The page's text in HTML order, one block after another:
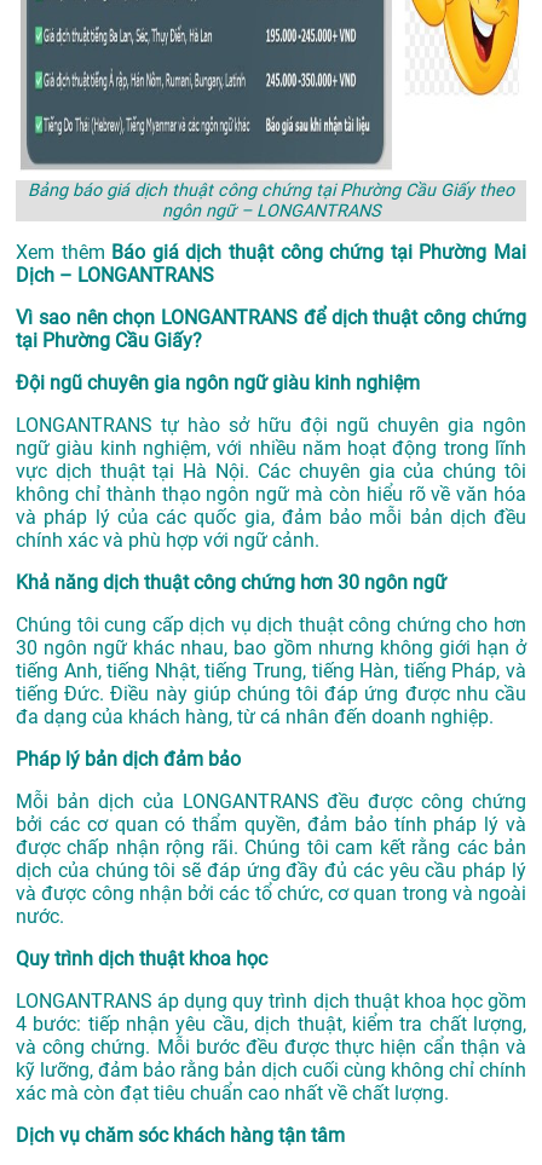
Bảng báo giá dịch thuật công chứng tại Phường Cầu Giấy theo
ngôn ngữ – LONGANTRANS
Xem thêm Báo giá dịch thuật công chứng tại Phường Mai
Dịch – LONGANTRANS
Vì sao nên chọn LONGANTRANS để dịch thuật công chứng
tại Phường Cầu Giấy?
Đội ngũ chuyên gia ngôn ngữ giàu kinh nghiệm
LONGANTRANS tự hào sở hữu đội ngũ chuyên gia ngôn
ngữ giàu kinh nghiệm, với nhiều năm hoạt động trong lĩnh
vực dịch thuật tại Hà Nội. Các chuyên gia của chúng tôi
không chỉ thành thạo ngôn ngữ mà còn hiểu rõ về văn hóa
và pháp lý của các quốc gia, đảm bảo mỗi bản dịch đều
chính xác và phù hợp với ngữ cảnh.
Khả năng dịch thuật công chứng hơn 30 ngôn ngữ
Chúng tôi cung cấp dịch vụ dịch thuật công chứng cho hơn
30 ngôn ngữ khác nhau, bao gồm nhưng không giới hạn ở
tiếng Anh, tiếng Nhật, tiếng Trung, tiếng Hàn, tiếng Pháp, và
tiếng Đức. Điều này giúp chúng tôi đáp ứng được nhu cầu
đa dạng của khách hàng, từ cá nhân đến doanh nghiệp.
Pháp lý bản dịch đảm bảo
Mỗi bản dịch của LONGANTRANS đều được công chứng
bởi các cơ quan có thẩm quyền, đảm bảo tính pháp lý và
được chấp nhận rộng rãi. Chúng tôi cam kết rằng các bản
dịch của chúng tôi sẽ đáp ứng đầy đủ các yêu cầu pháp lý
và được công nhận bởi các tổ chức, cơ quan trong và ngoài
nước.
Quy trình dịch thuật khoa học
LONGANTRANS áp dụng quy trình dịch thuật khoa học gồm
4 bước: tiếp nhận yêu cầu, dịch thuật, kiểm tra chất lượng,
và công chứng. Mỗi bước đều được thực hiện cẩn thận và
kỹ lưỡng, đảm bảo rằng bản dịch cuối cùng không chỉ chính
xác mà còn đạt tiêu chuẩn cao nhất về chất lượng.
Dịch vụ chăm sóc khách hàng tận tâm